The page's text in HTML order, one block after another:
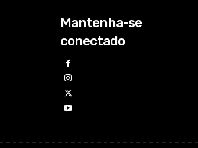
Mantenha-se
conectado